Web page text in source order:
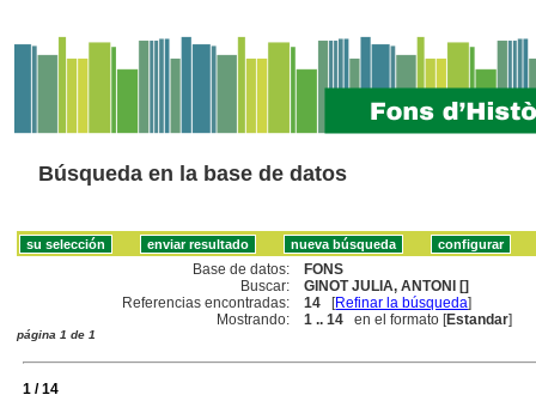
Búsqueda en la base de datos
Base de datos:
FONS
Buscar:
GINOT JULIA, ANTONI []
Referencias encontradas:
14 [Refinar la búsqueda]
Mostrando:
1 .. 14 en el formato [Estandar]
página 1 de 1
1 / 14